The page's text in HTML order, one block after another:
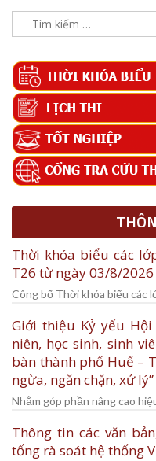
kiếm
Thời khóa biểu các
T26 từ ngày 03/8/2026
Công bố Thời khóa biểu các
Giới thiệu Kỷ yếu Hội
niên, học sinh, sinh
bàn thành phố Huế –
ngừa, ngăn chặn, xử lý”
Nhằm góp phần nâng cao
Thông tin các văn
tổng rà soát hệ thống